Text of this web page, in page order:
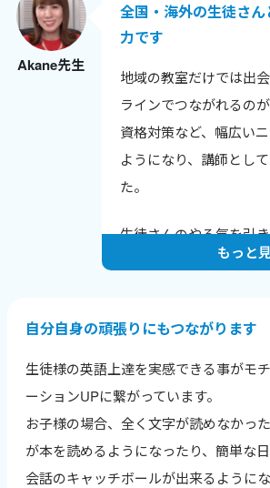
色んな年齢や背景の生徒さんと話せる
が嬉しく、英語だけでなく新しい発見も
いです。
生徒さんから「知りたかった！」と言
る瞬間が励みで、教えることで自分も
できるのが何よりの喜びです。
Akane先生
全国・海外の生徒さ
力です
地域の教室だけでは出
ラインでつながれるの
資格対策など、幅広い
ようになり、講師とし
た。
生徒さんのやる気を引
レッスンを心がけていま
達成に向けてサポート
を保ち続けてもらえる
英検合格やTOEICのス
果の報告をもらえるの
す。
ワールドトークはレッ
もっと
自分自身の頑張りにもつながります
生徒様の英語上達を実感できる事がモ
ーションUPに繋がっています。
お子様の場合、全く文字が読めなかっ
が本を読めるようになったり、簡単な
会話のキャッチボールが出来るように